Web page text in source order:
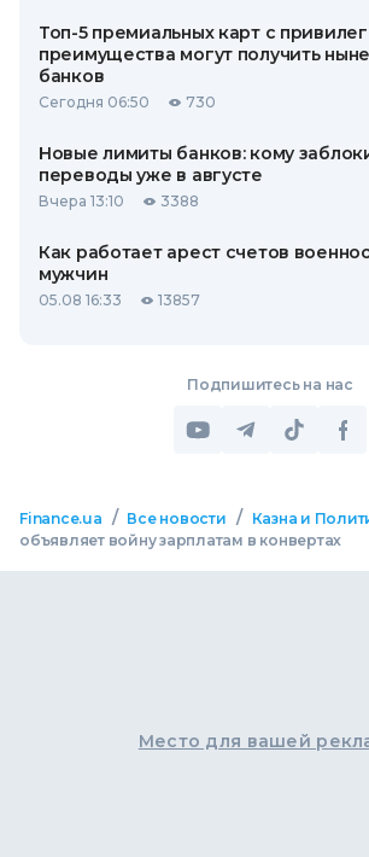
Топ-5 премиальных карт с
преимущества могут получить
банков
Сегодня 06:50 730
Новые лимиты банков: кому
переводы уже в августе
Вчера 13:10 3388
Как работает арест счетов
мужчин
05.08 16:33 13857
Подпишитесь на нас
Finance.ua / Все новости / Казна и
объявляет войну зарплатам в конвертах
Место для вашей